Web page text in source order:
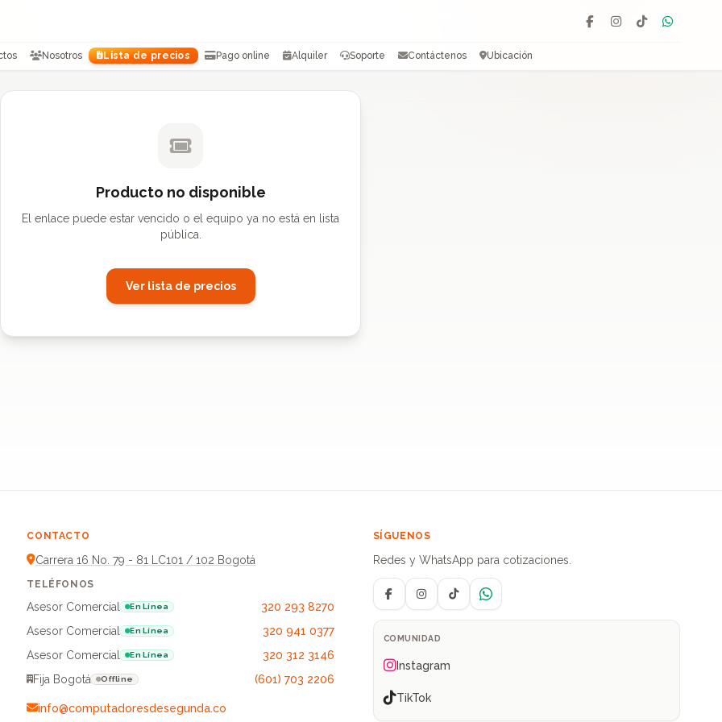
Facebook
Instagram
TikTok
Nosotros Lista de precios Pago online Alquiler Soporte Contáctenos Ubicación
Producto no disponible
El enlace puede estar vencido o el equipo ya no está en lista
pública.
Ver lista de precios
CONTACTO
Carrera 16 No. 79 - 81 LC101 / 102 Bogotá
TELÉFONOS
Asesor Comercial En Línea
320 293 8270
Asesor Comercial
En Línea
320 941 0377
Asesor Comercial
En Línea
320 312 3146
Fija Bogotá
Offline (601) 703 2206
info@computadoresdesegunda.co
SÍGUENOS
Redes y WhatsApp para cotizaciones.
FacebookInstagramTikTokWhatsApp
COMUNIDAD
Instagram
TikTok